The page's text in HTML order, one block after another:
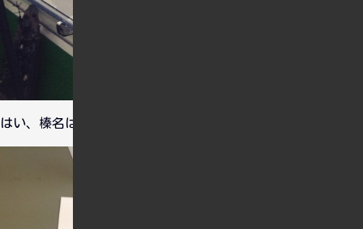
はい、榛名は大丈夫です。